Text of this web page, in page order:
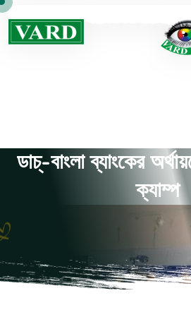
ডাচ্-বাংলা ব্যাংকের
ক্যাম্প